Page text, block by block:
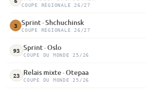
COUPE RÉGIONALE 26/27
3 Sprint · Shchuchinsk
COUPE RÉGIONALE 26/27
93 Sprint · Oslo
COUPE DU MONDE 25/26
23 Relais mixte · Otepaa
COUPE DU MONDE 25/26